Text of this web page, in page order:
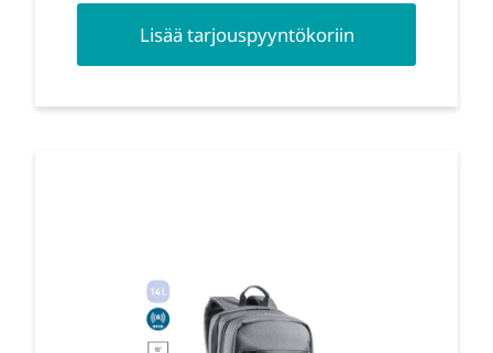
Lisää tarjouspyyntökoriin